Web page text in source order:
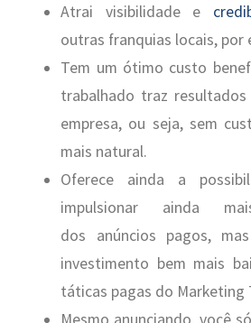
Atrai visibilidade e
outras franquias locais, por
Tem um ótimo custo
trabalhado traz
empresa, ou seja, sem
mais natural.
Oferece ainda a
impulsionar ainda
dos anúncios pagos,
investimento bem mais
táticas pagas do Marketing